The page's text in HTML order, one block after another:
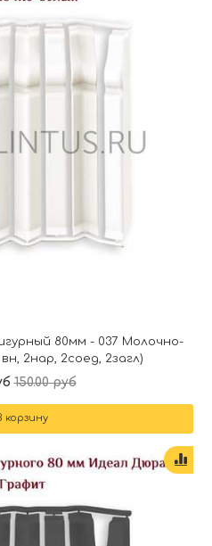
80мм - 037 Молочно-
2нар, 2соед, 2загл)
150.00 руб
корзину